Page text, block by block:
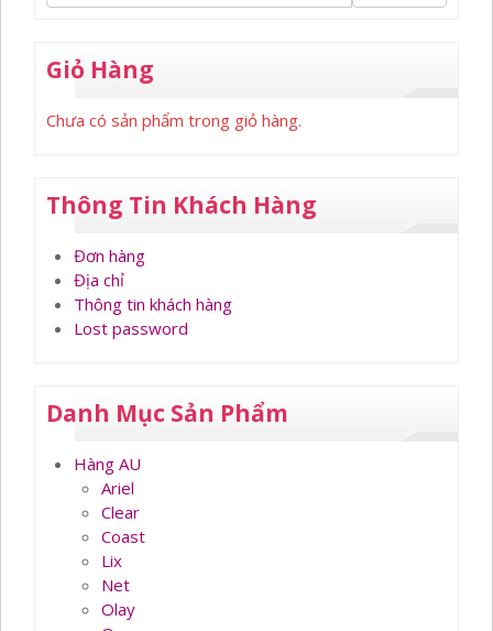
Giỏ Hàng
Chưa có sản phẩm trong giỏ hàng.
Thông Tin Khách Hàng
Đơn hàng
Địa chỉ
Thông tin khách hàng
Lost password
Danh Mục Sản Phẩm
Hàng AU
Ariel
Clear
Coast
Lix
Net
Olay